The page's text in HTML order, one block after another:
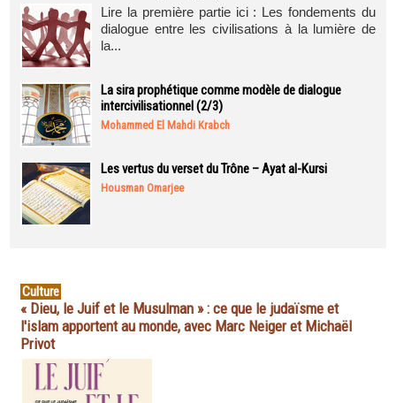
Lire la première partie ici : Les fondements du
dialogue entre les civilisations à la lumière de
la...
La sira prophétique comme modèle de dialogue
intercivilisationnel (2/3)
Mohammed El Mahdi Krabch
Les vertus du verset du Trône – Ayat al-Kursi
Housman Omarjee
Culture
« Dieu, le Juif et le Musulman » : ce que le judaïsme et
l'islam apportent au monde, avec Marc Neiger et Michaël
Privot